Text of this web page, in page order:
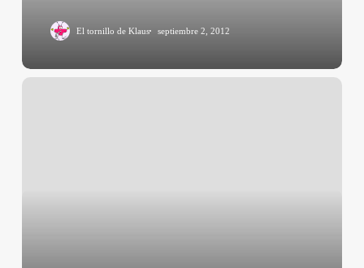
El tornillo de Klaus septiembre 2, 2012